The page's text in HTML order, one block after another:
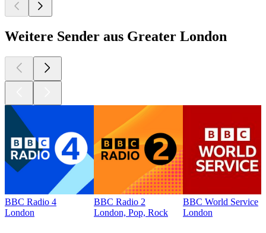
Weitere Sender aus Greater London
BBC Radio 4
London
BBC Radio 2
London, Pop, Rock
BBC World Service
London